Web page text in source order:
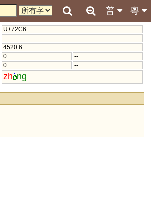
粵
普
U+72C6
4520.6
0
--
0
--
zh ng